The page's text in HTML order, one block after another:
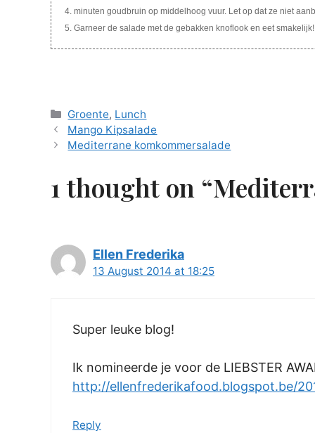
minuten goudbruin op middelhoog vuur. Let op dat ze niet
Garneer de salade met de gebakken knoflook en eet smakelijk!
Categories
Groente, Lunch
Mango Kipsalade
Mediterrane komkommersalade
1 thought on
Ellen Frederika
13 August 2014 at 18:25
Super leuke blog!
Ik nomineerde je voor de LIEBSTER
http://ellenfrederikafood.blogspot.be/
Reply